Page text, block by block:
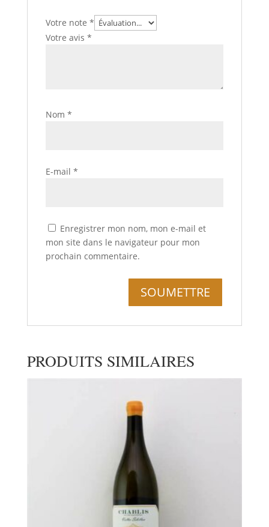
Votre note *
Votre avis *
Nom *
E-mail *
Enregistrer mon nom, mon e-mail et
mon site dans le navigateur pour mon
prochain commentaire.
PRODUITS SIMILAIRES